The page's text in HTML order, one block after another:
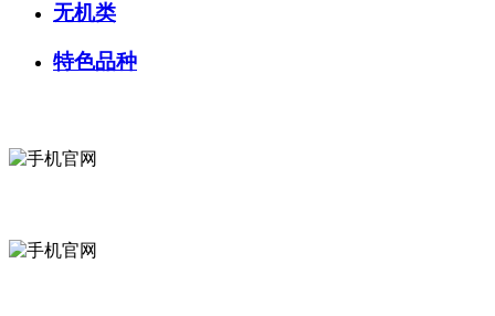
无机类
特色品种